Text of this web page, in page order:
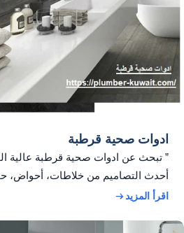
ادوات صحية قرطبة
” تبحث عن ادوات صحية قرطبة عالية
أحدث التصاميم من خلاطات، أحواض،
اقرأ المزيد